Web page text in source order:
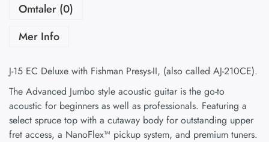
Omtaler (0)
Mer Info
J-15 EC Deluxe with Fishman Presys-II, (also called AJ-210CE).
The Advanced Jumbo style acoustic guitar is the go-to
acoustic for beginners as well as professionals. Featuring a
select spruce top with a cutaway body for outstanding upper
fret access, a NanoFlex™ pickup system, and premium tuners.